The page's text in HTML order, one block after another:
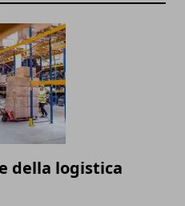
della logistica